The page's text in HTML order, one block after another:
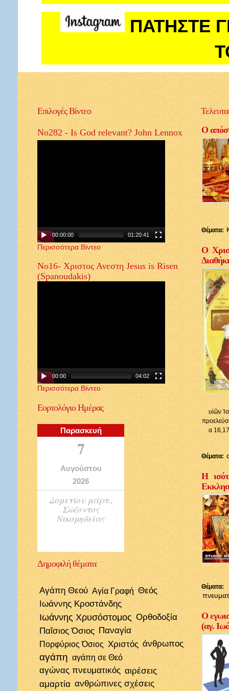
ΠΑΤΗΣΤΕ
ΕπιλογέςΒίντεο
No282 - Is God relevant? John Lennox
00:00:00 01:20:41
Περισσότερα Βίντεο
Νο16- Χριστος Ανεστη Jesus is Risen
(Spanoudakis)
00:00 04:02
Περισσότερα Βίντεο
ΕορτολόγιοΗμέρας
Παρασκευή
7
Αυγούστου
2026
Δομετίου μάρτ.,
Σώζοντος
Νικομηδείας
Δημοφιλήθέματα
Αγάπη Θεού Αγία Γραφή Θεός
Ιωάννης Κροστάνδης
Ιωάννης Χρυσόστομος Ορθοδοξία
Παΐσιος Όσιος Παναγία
Πορφύριος Όσιος Χριστός άνθρωπος
αγάπη αγάπη σε Θεό
αγώνας πνευματικός αιρέσεις
αμαρτία ανθρώπινες σχέσεις
Ο
Θέματα:
Ο
υἱῶν
α 16,17
Θέματα:
Η
Θέματα:
Ο
(αγ.